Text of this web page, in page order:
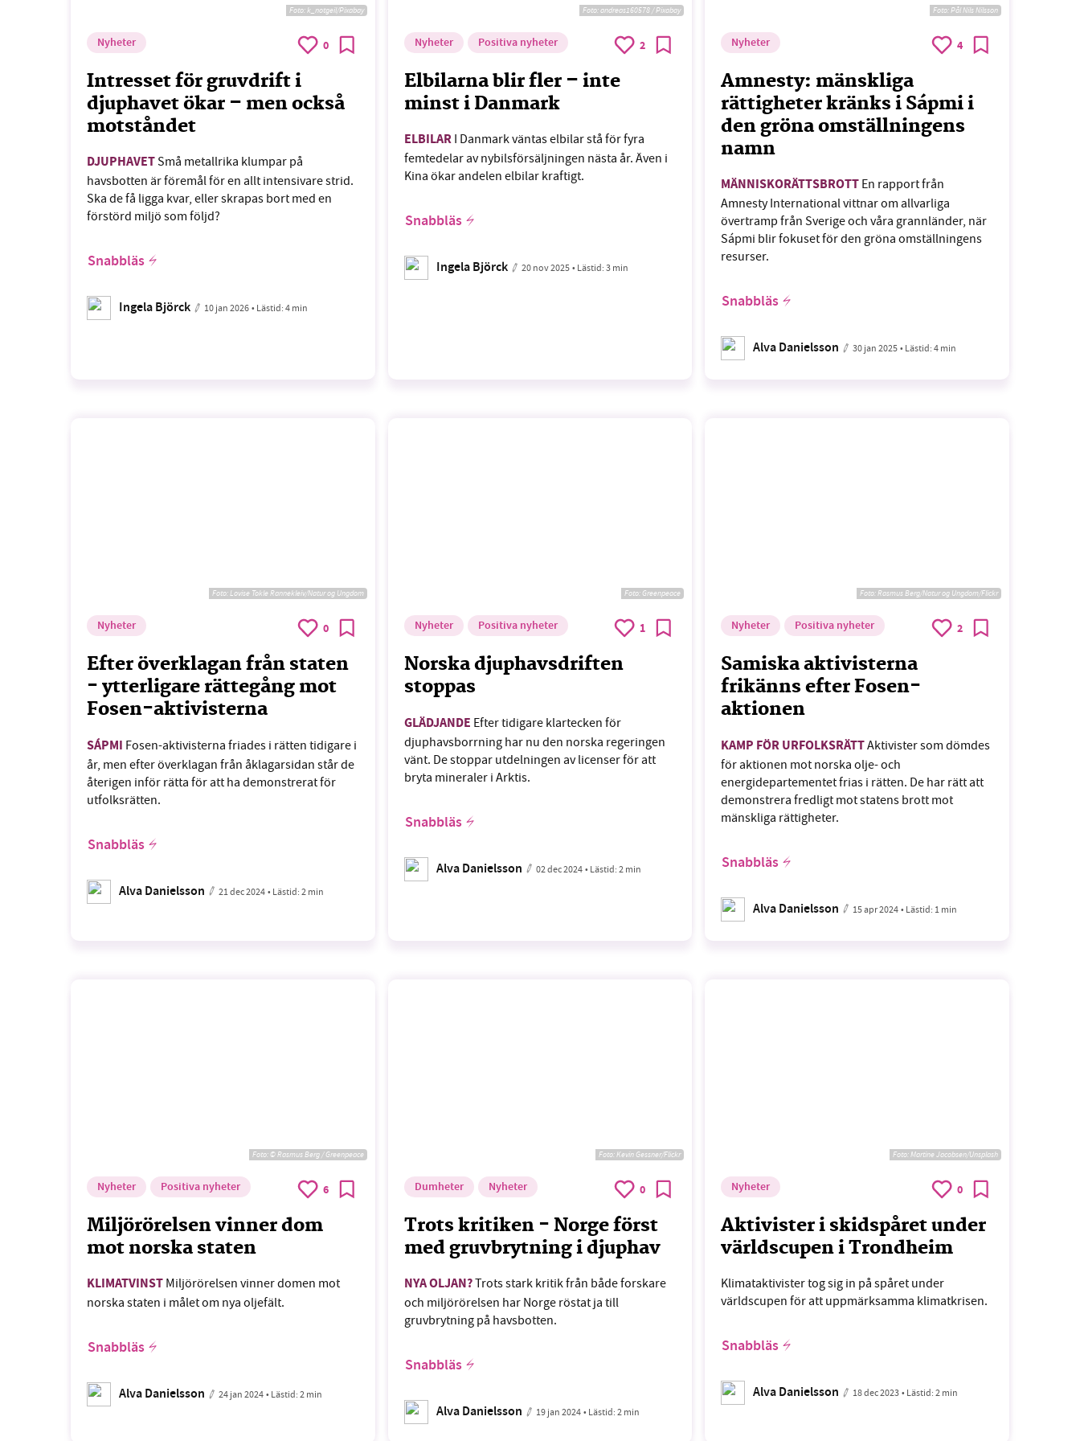
Foto:k_notgeil/Pixabay
Nyheter 0
Intresset för gruvdrift i
djuphavet ökar – men också
motståndet
DJUPHAVETSmå metallrika klumpar på
havsbotten är föremål för en allt intensivare strid.
Ska de få ligga kvar, eller skrapas bort med en
förstörd miljö som följd?
Snabbläs
Ingela Björck 10 jan 2026• Lästid:4 min
Foto:andreas160578 / Pixabay
Nyheter Positiva nyheter 2
Elbilarna blir fler – inte
minst i Danmark
ELBILARI Danmark väntas elbilar stå för fyra
femtedelar av nybilsförsäljningen nästa år. Även i
Kina ökar andelen elbilar kraftigt.
Snabbläs
Ingela Björck 20 nov 2025 • Lästid:3 min
Foto:Pål Nils Nilsson
Nyheter 4
Amnesty: mänskliga
rättigheter kränks i Sápmi i
den gröna omställningens
namn
MÄNNISKORÄTTSBROTT En rapport från
Amnesty International vittnar om allvarliga
övertramp från Sverige och våra grannländer, när
Sápmi blir fokuset för den gröna omställningens
resurser.
Snabbläs
Alva Danielsson 30 jan 2025 • Lästid:4 min
Foto:Lovise Tokle Rannekleiv/Natur og Ungdom
Nyheter 0
Efter överklagan från staten
- ytterligare rättegång mot
Fosen-aktivisterna
SÁPMI Fosen-aktivisterna friades i rätten tidigare i
år, men efter överklagan från åklagarsidan står de
återigen inför rätta för att ha demonstrerat för
utfolksrätten.
Snabbläs
Alva Danielsson 21 dec 2024• Lästid:2 min
Foto: Greenpeace
Nyheter Positiva nyheter 1
Norska djuphavsdriften
stoppas
GLÄDJANDE Efter tidigare klartecken för
djuphavsborrning har nu den norska regeringen
vänt. De stoppar utdelningen av licenser för att
bryta mineraler i Arktis.
Snabbläs
Alva Danielsson 02 dec 2024 • Lästid:2 min
Foto:Rasmus Berg/Natur og Ungdom/Flickr
Nyheter Positiva nyheter 2
Samiska aktivisterna
frikänns efter Fosen-
aktionen
KAMP FÖR URFOLKSRÄTTAktivister som dömdes
för aktionen mot norska olje- och
energidepartementet frias i rätten. De har rätt att
demonstrera fredligt mot statens brott mot
mänskliga rättigheter.
Snabbläs
Alva Danielsson 15 apr 2024 • Lästid: 1 min
Foto: © Rasmus Berg / Greenpeace
Nyheter Positiva nyheter 6
Miljörörelsen vinner dom
mot norska staten
KLIMATVINST Miljörörelsen vinner domen mot
norska staten i målet om nya oljefält.
Snabbläs
Alva Danielsson 24 jan 2024• Lästid:2 min
Foto:Kevin Gessner/Flickr
Dumheter Nyheter 0
Trots kritiken - Norge först
med gruvbrytning i djuphav
NYA OLJAN?Trots stark kritik från både forskare
och miljörörelsen har Norge röstat ja till
gruvbrytning på havsbotten.
Snabbläs
Alva Danielsson 19 jan 2024 • Lästid:2 min
Foto:Martine Jacobsen/Unsplash
Nyheter 0
Aktivister i skidspåret under
världscupen i Trondheim
Klimataktivister tog sig in på spåret under
världscupen för att uppmärksamma klimatkrisen.
Snabbläs
Alva Danielsson 18 dec 2023 • Lästid:2 min